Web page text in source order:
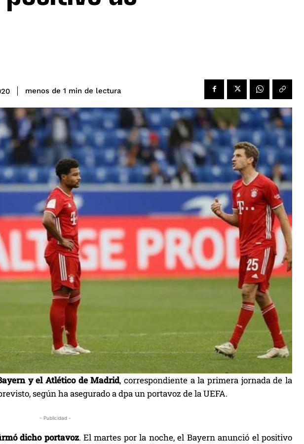
menos de 1 min de lectura
y el Atlético de Madrid, correspondiente a la primera jornada de la
según ha asegurado a dpa un portavoz de la UEFA.
- Publicidad -
dicho portavoz. El martes por la noche, el Bayern anunció el positivo